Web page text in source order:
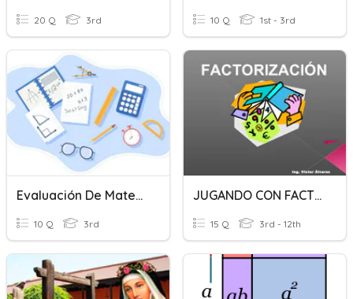
20 Q 3rd 10 Q 1st - 3rd
Evaluación De Matemáticas 3o. Básico
10 Q 3rd
JUGANDO CON FACTORIZACIÓN
15 Q 3rd - 12th